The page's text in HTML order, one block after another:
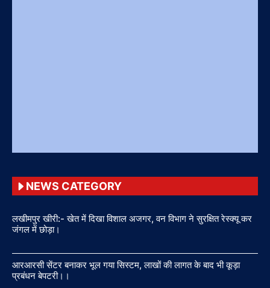
NEWS CATEGORY
लखीमपुर खीरी:- खेत में दिखा विशाल अजगर, वन विभाग ने सुरक्षित रेस्क्यू कर
जंगल में छोड़ा।
आरआरसी सेंटर बनाकर भूल गया सिस्टम, लाखों की लागत के बाद भी कूड़ा
प्रबंधन बेपटरी।।